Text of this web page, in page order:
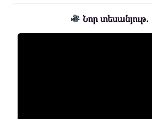
Նոր տեսանյութ.